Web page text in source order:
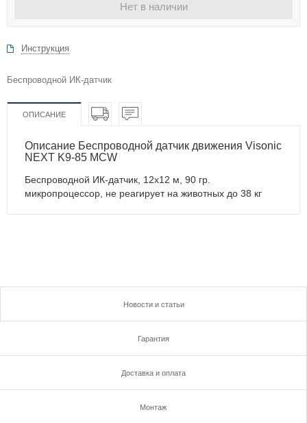
Нет в наличии
Инструкция
Беспроводной ИК-датчик
ОПИСАНИЕ
Описание Беспроводной датчик движения Visonic
NEXT K9-85 MCW
Беспроводной ИК-датчик, 12х12 м, 90 гр.
микропроцессор, не реагирует на животных до 38 кг
Новости и статьи
Гарантия
Доставка и оплата
Монтаж